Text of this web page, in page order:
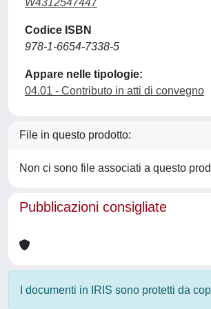
W4312547447
Codice ISBN
978-1-6654-7338-5
Appare nelle tipologie:
04.01 - Contributo in atti di convegno
File in questo prodotto:
Non ci sono file associati a questo
Pubblicazioni consigliate
I documenti in IRIS sono protetti da